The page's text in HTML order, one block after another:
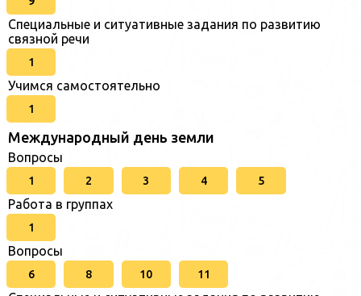
Специальные и ситуативные задания по развитию
связной речи
1
Учимся самостоятельно
1
Международный день земли
Вопросы
1 2 3 4 5
Работа в группах
1
Вопросы
6 8 10 11